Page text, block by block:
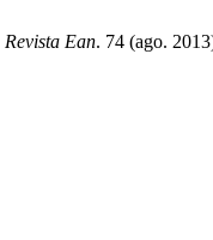
Revista Ean. 74 (ago.